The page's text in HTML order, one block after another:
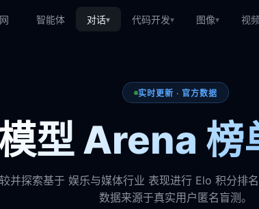
智能体 对话▾ 代码开发▾ 图像▾ 视
实时更新 · 官方数据
型 Arena 榜
并探索基于 娱乐与媒体行业 表现进行 Elo 积分排
数据来源于真实用户匿名盲测。